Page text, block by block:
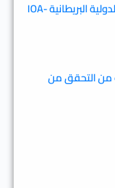
البريطانيةIOA-
التحقق من